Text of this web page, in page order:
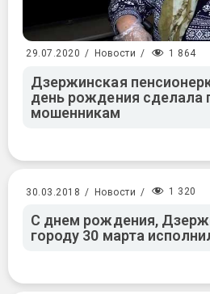
29.07.2020 / Новости / 1 864
Дзержинская
день рождения сделала
мошенникам
30.03.2018 / Новости / 1 320
С днем рождения,
городу 30 марта